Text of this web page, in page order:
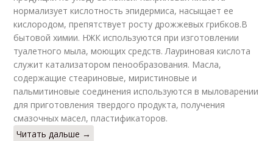
нормализует кислотность эпидермиса, насыщает ее
кислородом, препятствует росту дрожжевых грибков.В
бытовой химии. НЖК используются при изготовлении
туалетного мыла, моющих средств. Лауриновая кислота
служит катализатором пенообразования. Масла,
содержащие стеариновые, миристиновые и
пальмитиновые соединения используются в мыловарении
для приготовления твердого продукта, получения
смазочных масел, пластификаторов.
Читать дальше →